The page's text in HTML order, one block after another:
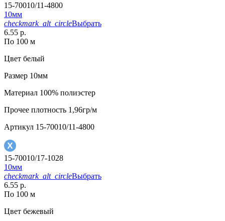
15-70010/11-4800
10мм
checkmark_alt_circleВыбрать
6.55 р.
По 100 м
Цвет белый
Размер 10мм
Материал 100% полиэстер
Прочее плотность 1,96гр/м
Артикул 15-70010/11-4800
15-70010/17-1028
10мм
checkmark_alt_circleВыбрать
6.55 р.
По 100 м
Цвет бежевый